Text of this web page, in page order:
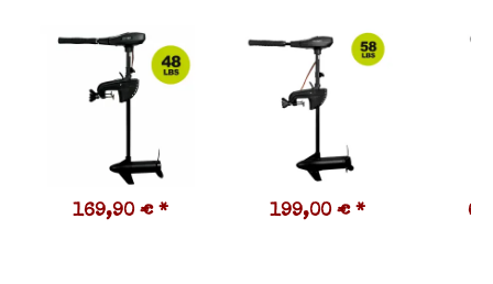
169,90 € * 199,00 € *